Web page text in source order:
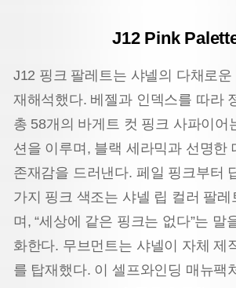
J12 Pink
J12 핑크 팔레트는 샤넬의 다채로
재해석했다. 베젤과 인덱스를 따라
총 58개의 바게트 컷 핑크 사파이어
션을 이루며, 블랙 세라믹과 선명한
존재감을 드러낸다. 페일 핑크부터
가지 핑크 색조는 샤넬 립 컬러 팔
며, “세상에 같은 핑크는 없다”는 말
화한다. 무브먼트는 샤넬이 자체 제
를 탑재했다. 이 셀프와인딩 매뉴팩